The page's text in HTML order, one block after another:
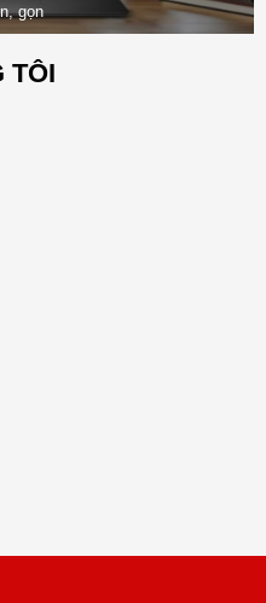
gọn
TÔI